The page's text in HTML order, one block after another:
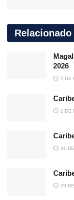
Relacionado
2026
2 DE
1 DE
31
29